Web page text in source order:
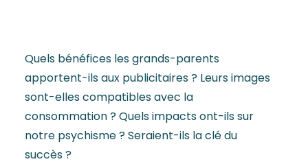
Quels bénéfices les grands-parents
apportent-ils aux publicitaires ? Leurs images
sont-elles compatibles avec la
consommation ? Quels impacts ont-ils sur
notre psychisme ? Seraient-ils la clé du
succès ?